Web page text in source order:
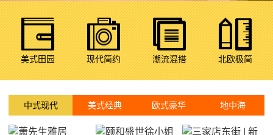
美式田园 现代简约 潮流混搭 北欧极简
中式现代 美式经典 欧式豪华 地中海